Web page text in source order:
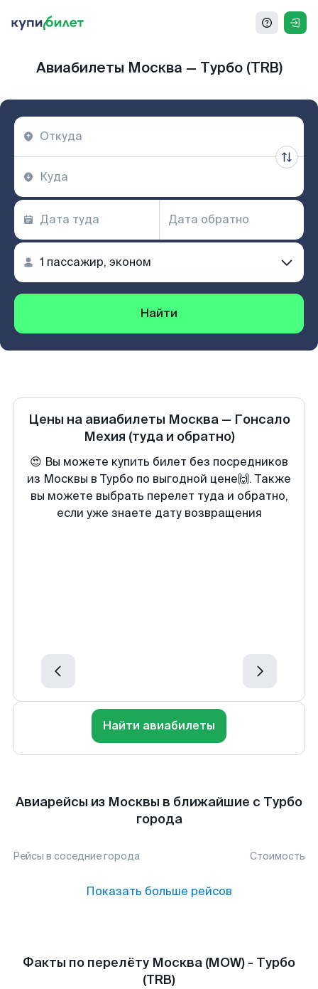
Авиабилеты Москва — Турбо (TRB)
Найти
Цены на авиабилеты Москва— Гонсало
Мехия (туда и обратно)
😍 Вы можете купить билет без посредников
из Москвы в Турбо по выгодной цене🙌. Также
вы можете выбрать перелет туда и обратно,
если уже знаете дату возвращения
Найти авиабилеты
Авиарейсы из Москвы в ближайшие с Турбо
города
Рейсы в соседние города Стоимость
Показать больше рейсов
Факты по перелёту Москва (MOW) - Турбо
(TRB)